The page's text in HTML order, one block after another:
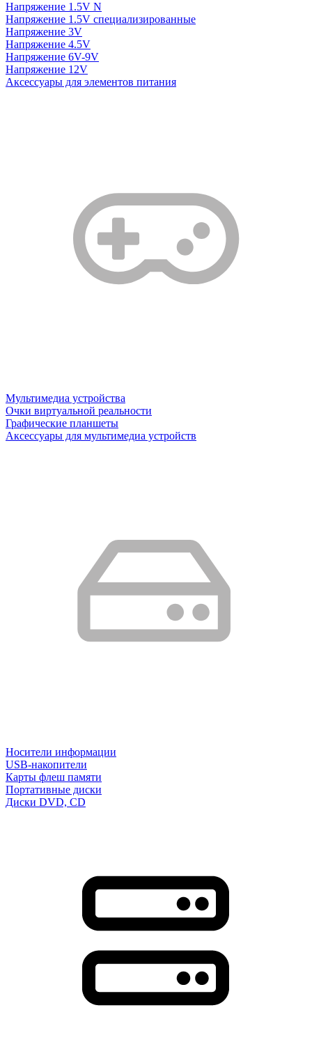
Напряжение 1.5V N
Напряжение 1.5V специализированные
Напряжение 3V
Напряжение 4.5V
Напряжение 6V-9V
Напряжение 12V
Аксессуары для элементов питания
Мультимедиа устройства
Очки виртуальной реальности
Графические планшеты
Аксессуары для мультимедиа устройств
Носители информации
USB-накопители
Карты флеш памяти
Портативные диски
Диски DVD, CD